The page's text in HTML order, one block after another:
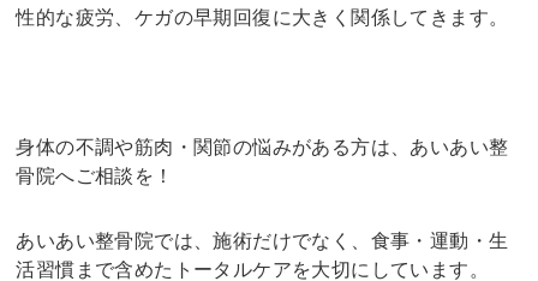
性的な疲労、ケガの早期回復に大きく関係してきます。
身体の不調や筋肉・関節の悩みがある方は、あいあい整
骨院へご相談を！
あいあい整骨院では、施術だけでなく、食事・運動・生
活習慣まで含めたトータルケアを大切にしています。